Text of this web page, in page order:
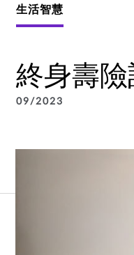
生活智慧
終身壽
09/2023